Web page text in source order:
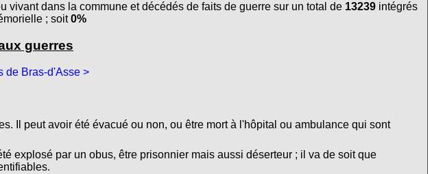
vivant dans la commune et décédés de faits de guerre sur un total de 13239 intégrés
; soit0%
guerres
de Bras-d'Asse >
Il peut avoir été évacué ou non, ou être mort à l'hôpital ou ambulance qui sont
explosé par un obus, être prisonnier mais aussi déserteur ; il va de soit que